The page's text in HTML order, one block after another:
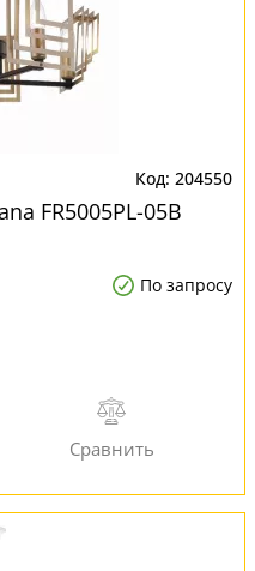
204550
FR5005PL-05B
По запросу